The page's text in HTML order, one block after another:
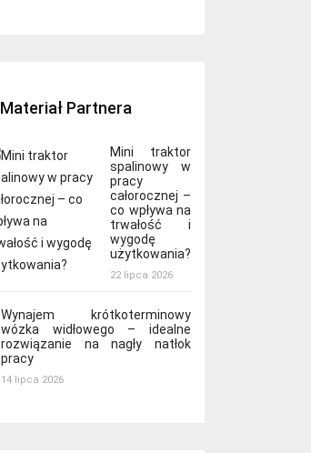
Materiał Partnera
Mini traktor
spalinowy w
pracy
całorocznej –
co wpływa na
trwałość i
wygodę
użytkowania?
22 lipca 2026
Wynajem krótkoterminowy
wózka widłowego – idealne
rozwiązanie na nagły natłok
pracy
14 lipca 2026